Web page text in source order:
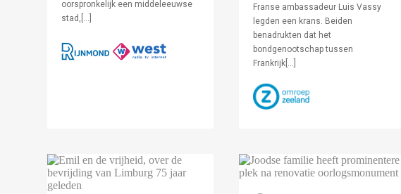
oorspronkelijk een middeleeuwse
stad,[…]
Franse ambassadeur Luis Vassy
legden een krans. Beiden
benadrukten dat het
bondgenootschap tussen
Frankrijk[…]